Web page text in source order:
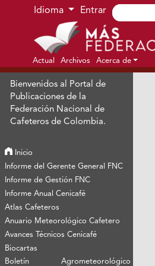
Ir al menú de navegación principal
Ir al contenido principal
Ir al pie de página del sitio
Idioma Entrar
Actual Archivos Acerca de
Bienvenidos al Portal de
Publicaciones de la
Federación Nacional de
Cafeteros de Colombia.
Inicio
Informe del Gerente General FNC
Informe de Gestión FNC
Informe Anual Cenicafé
Atlas Cafeteros
Anuario Meteorológico Cafetero
Avances Técnicos Cenicafé
Biocartas
Boletín Agrometeorológico